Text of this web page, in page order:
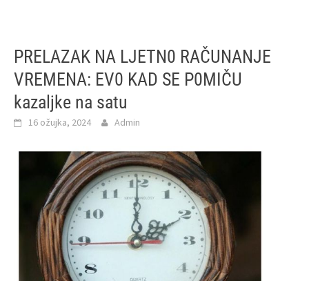
PRELAZAK NA LJETN0 RAČUNANJE
VREMENA: EV0 KAD SE P0MIČU
kazaljke na satu
16 ožujka, 2024 Admin